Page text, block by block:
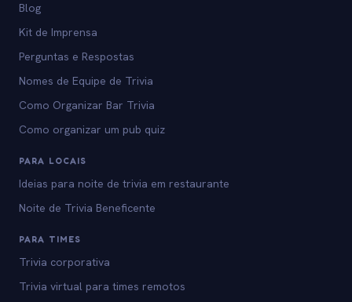
Blog
Kit de Imprensa
Perguntas e Respostas
Nomes de Equipe de Trivia
Como Organizar Bar Trivia
Como organizar um pub quiz
PARA LOCAIS
Ideias para noite de trivia em restaurante
Noite de Trivia Beneficente
PARA TIMES
Trivia corporativa
Trivia virtual para times remotos